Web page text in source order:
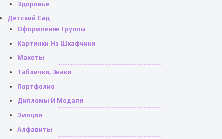
Здоровье
Детский Сад
Оформление Группы
Картинки На Шкафчики
Макеты
Таблички, Знаки
Портфолио
Дипломы И Медали
Эмоции
Алфавиты